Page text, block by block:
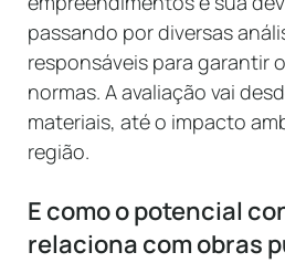
passando por diversas
responsáveis para garantir
normas. A avaliação vai
materiais, até o impacto
região.
E como o potencial
relaciona com obras